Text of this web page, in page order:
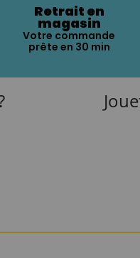
Retrait en
magasin
Votre commande
prête en 30 min